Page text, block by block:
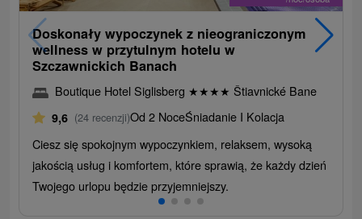
Doskonały wypoczynek z nieograniczonym
wellness w przytulnym hotelu w
Szczawnickich Banach
Boutique Hotel Siglisberg ★★★★ Štiavnické Bane
9,6 (24 recenzji)Od 2 NoceŚniadanie I Kolacja
Ciesz się spokojnym wypoczynkiem, relaksem, wysoką
jakością usług i komfortem, które sprawią, że każdy dzień
Twojego urlopu będzie przyjemniejszy.